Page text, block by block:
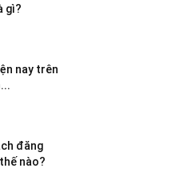
gì?
nay trên
đăng
nào?